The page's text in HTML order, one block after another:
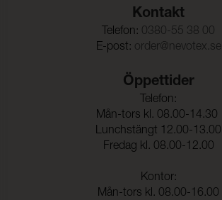
Kontakt
Telefon: 0380-55 38 00
E-post: order@nevotex.se
Öppettider
Telefon:
Mån-tors kl. 08.00-14.30
Lunchstängt 12.00-13.00
Fredag kl. 08.00-12.00
Kontor:
Mån-tors kl. 08.00-16.00